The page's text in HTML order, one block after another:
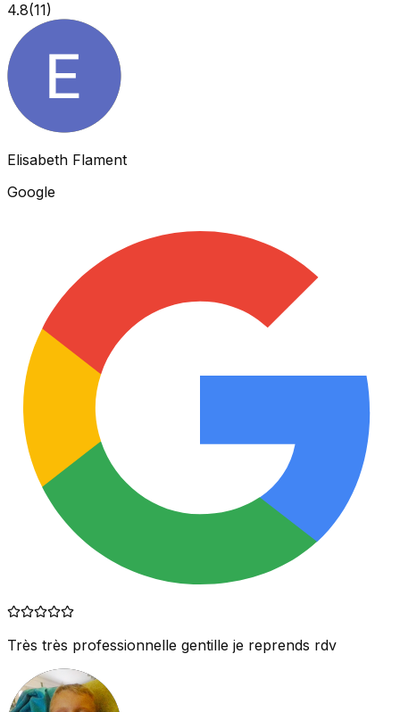
4.8(11)
Elisabeth Flament
Google
Très très professionnelle gentille je reprends rdv